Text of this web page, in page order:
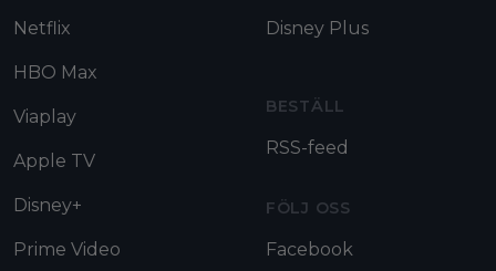
Netflix
HBO Max
Viaplay
Apple TV
Disney+
Prime Video
Disney Plus
BESTÄLL
RSS-feed
FÖLJ OSS
Facebook